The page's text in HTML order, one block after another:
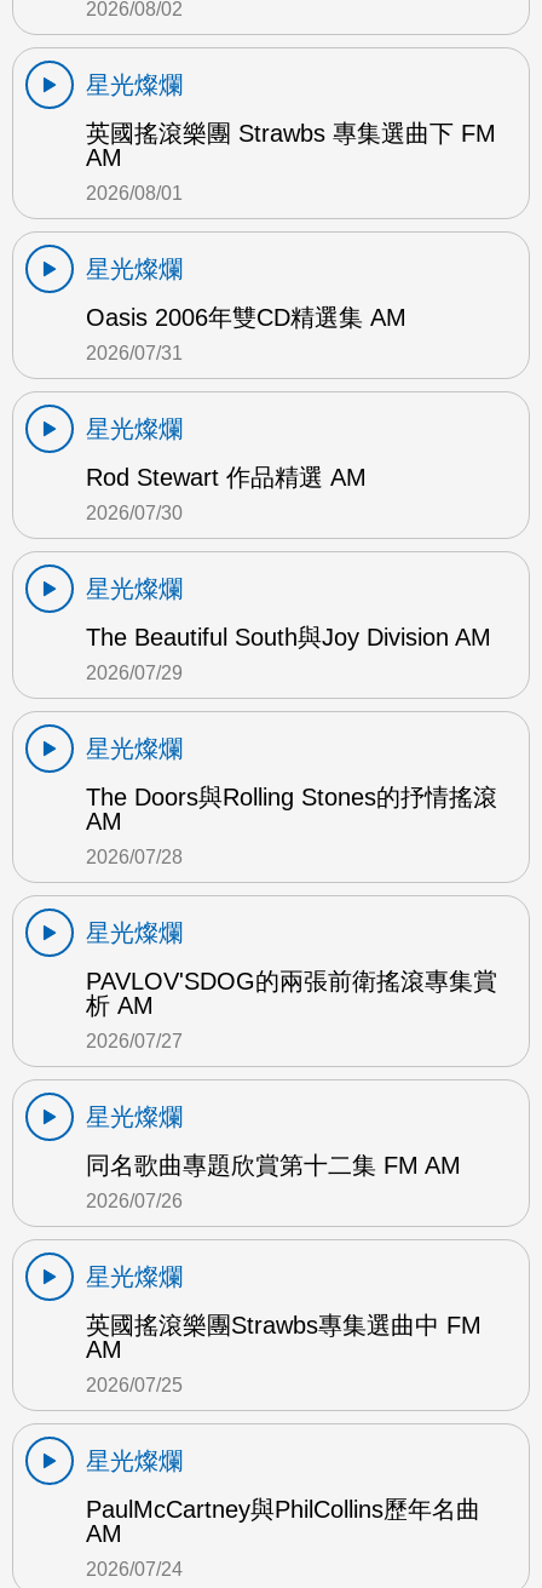
2026/08/02
星光燦爛
英國搖滾樂團 Strawbs 專集選曲下 FM
AM
2026/08/01
星光燦爛
Oasis 2006年雙CD精選集 AM
2026/07/31
星光燦爛
Rod Stewart 作品精選 AM
2026/07/30
星光燦爛
The Beautiful South與Joy Division AM
2026/07/29
星光燦爛
The Doors與Rolling Stones的抒情搖滾
AM
2026/07/28
星光燦爛
PAVLOV'SDOG的兩張前衛搖滾專集賞
析 AM
2026/07/27
星光燦爛
同名歌曲專題欣賞第十二集 FM AM
2026/07/26
星光燦爛
英國搖滾樂團Strawbs專集選曲中 FM
AM
2026/07/25
星光燦爛
PaulMcCartney與PhilCollins歷年名曲
AM
2026/07/24